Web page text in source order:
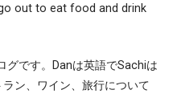
out to eat food and drink
グです。Danは英語でSachiは
ン、ワイン、旅行について